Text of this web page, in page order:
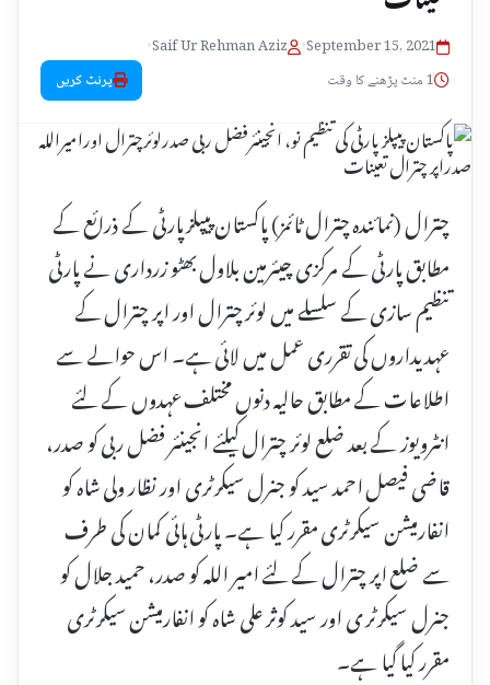
September 15, 2021
•
Saif Ur Rehman Aziz
•
1 منٹ پڑھنے کا وقت
پرنٹ کریں
چترال (نمائندہ چترال ٹائمز) پاکستان پیپلز پارٹی کے ذرائع کے
مطابق پارٹی کے مرکزی چیئرمین بلاول بھٹو زرداری نے پارٹی
تنظیم سازی کے سلسلے میں لوئر چترال اور اپر چترال کے
عہدیداروں کی تقرری عمل میں لائی ہے۔ اس حوالے سے
اطلاعات کے مطابق حالیہ دنوں مختلف عہدوں کے لئے
انٹرویوز کے بعد ضلع لوئر چترال کیلئے انجینئر فضل ربی کو صدر،
قاضی فیصل احمد سید کو جنرل سیکرٹری اور نظار ولی شاہ کو
انفارمیشن سیکرٹری مقرر کیا ہے۔ پارٹی ہائی کمان کی طرف
سے ضلع اپر چترال کے لئے امیر اللہ کو صدر، حمید جلال کو
جنرل سیکرٹر ی اور سید کوثر علی شاہ کو انفارمیشن سیکرٹری
مقرر کیا گیا ہے۔